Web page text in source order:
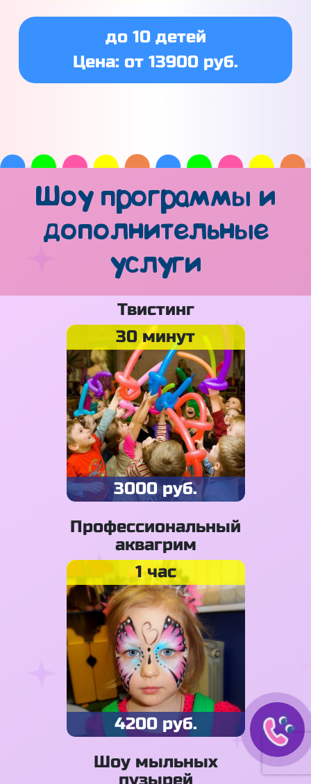
до 10 детей
Цена: от 13900 руб.
Шоу программы и
дополнительные
услуги
Твистинг
30 минут
3000 руб.
Профессиональный
аквагрим
1 час
4200 руб.
Шоу мыльных